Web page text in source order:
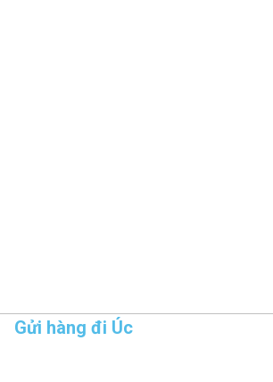
Gửi hàng đi Úc